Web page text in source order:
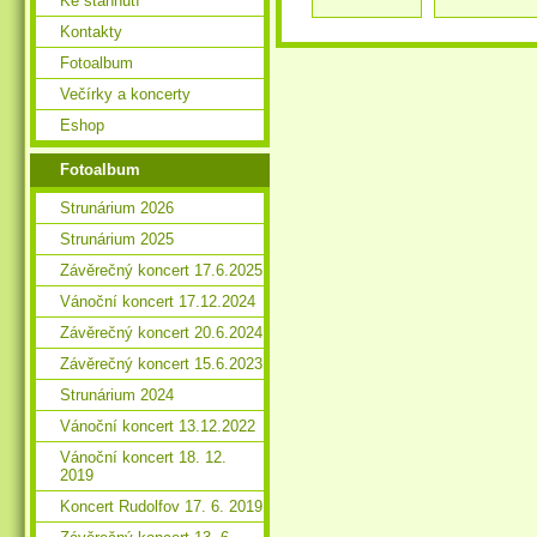
Kontakty
Fotoalbum
Večírky a koncerty
Eshop
Fotoalbum
Strunárium 2026
Strunárium 2025
Závěrečný koncert 17.6.2025
Vánoční koncert 17.12.2024
Závěrečný koncert 20.6.2024
Závěrečný koncert 15.6.2023
Strunárium 2024
Vánoční koncert 13.12.2022
Vánoční koncert 18. 12.
2019
Koncert Rudolfov 17. 6. 2019